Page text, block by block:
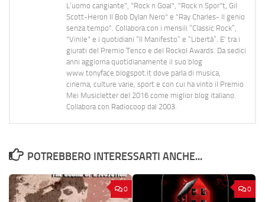
L’uomo cangiante", "Rock n Goal", "Rock n Spor"t, Gil
Scott-Heron Il Bob Dylan Nero" e "Ray Charles- Il genio
senza tempo". Collabora con i mensili “Classic Rock”,
"Vinile" e i quotidiani “Il Manifesto” e “Libertà”. E' tra i
giurati del Premio Tenco e del Rockol Awards. Da sedici
anni aggiorna quotidianamente il suo blog
www.tonyface.blogspot.it dove parla di musica,
cinema, culture varie, sport e con cui ha vinto il Premio
Mei Musicletter del 2016 come miglior blog italiano.
Collabora con Radiocoop dal 2003.
POTREBBERO INTERESSARTI ANCHE...
0 0